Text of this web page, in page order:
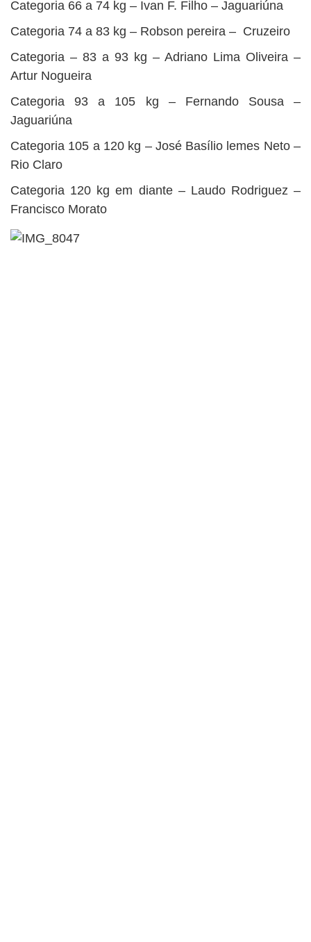
Categoria 66 a 74 kg – Ivan F. Filho – Jaguariúna
Categoria 74 a 83 kg – Robson pereira – Cruzeiro
Categoria – 83 a 93 kg – Adriano Lima Oliveira –
Artur Nogueira
Categoria 93 a 105 kg – Fernando Sousa –
Jaguariúna
Categoria 105 a 120 kg – José Basílio lemes Neto –
Rio Claro
Categoria 120 kg em diante – Laudo Rodriguez –
Francisco Morato